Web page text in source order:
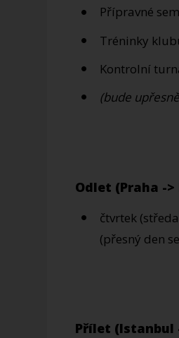
Přípravné
Tréninky
Kontrolní
(bude
Odlet (Praha -
čtvrtek
(přesný den
Přílet (Istanbul -